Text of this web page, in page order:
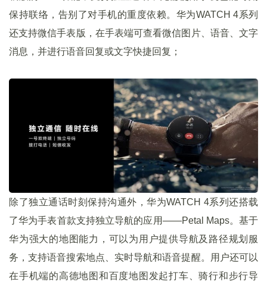
保持联络，告别了对手机的重度依赖。华为WATCH 4系列
还支持微信手表版，在手表端可查看微信图片、语音、文字
消息，并进行语音回复或文字快捷回复；
除了独立通话时刻保持沟通外，华为WATCH 4系列还搭载
了华为手表首款支持独立导航的应用——Petal Maps。基于
华为强大的地图能力，可以为用户提供导航及路径规划服
务，支持语音搜索地点、实时导航和语音提醒。用户还可以
在手机端的高德地图和百度地图发起打车、骑行和步行导